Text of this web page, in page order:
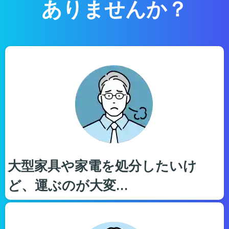
ありませんか？
大型家具や家電を処分したいけ
ど、運ぶのが大変…